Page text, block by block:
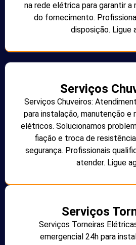
na rede elétrica para garantir a
do fornecimento.
disposição. Ligue
Serviços
Serviços Chuveiros:
para instalação, manutenção e
elétricos. Solucionamos
fiação e troca de
segurança. Profissionais
atender. Ligue
Serviços
Serviços Torneiras
emergencial 24h para